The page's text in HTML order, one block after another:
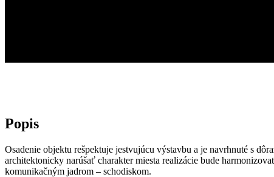
Popis
Osadenie objektu rešpektuje jestvujúcu výstavbu a je navrhnuté s
architektonicky narúšať charakter miesta realizácie bude
komunikačným jadrom – schodiskom.